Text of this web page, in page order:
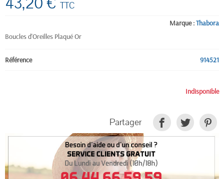
Marque :Thabora
TTC
Boucles d'Oreilles Plaqué Or
Référence 914521
Indisponible
Partager